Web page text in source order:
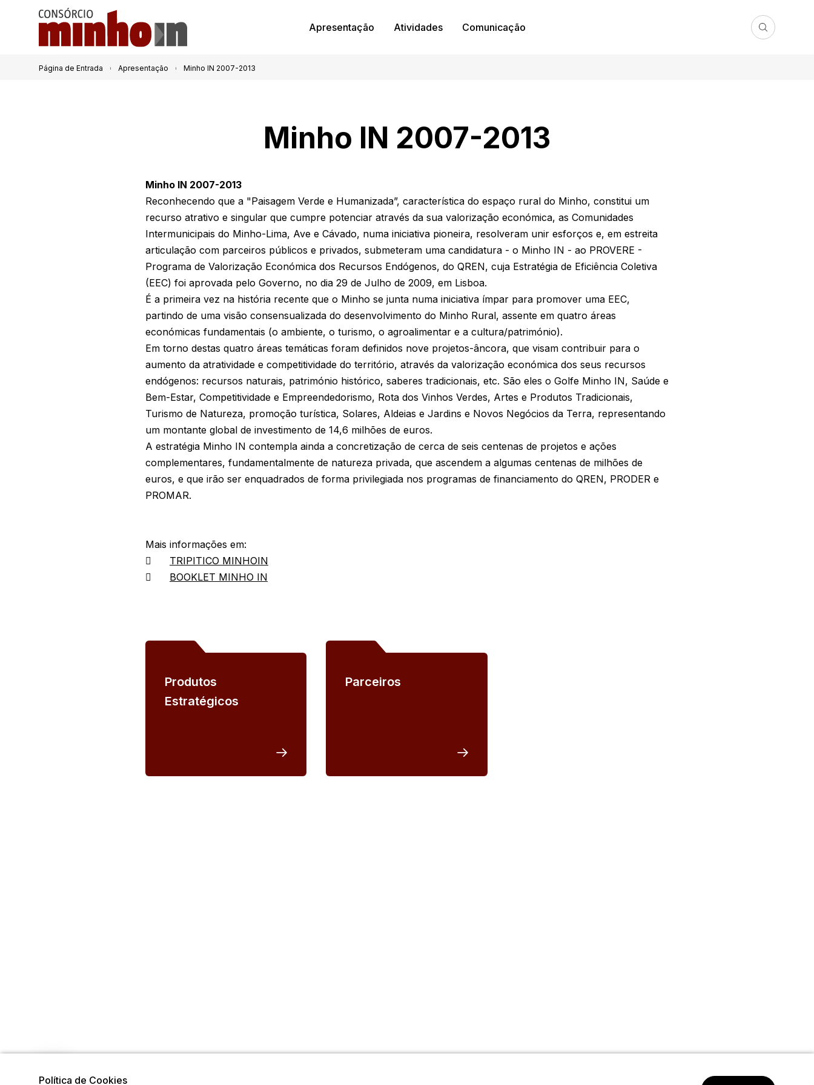
Apresentação Atividades Comunicação
Página de Entrada Apresentação Minho IN 2007-2013
Minho IN 2007-2013
Minho IN 2007-2013
Reconhecendo que a "Paisagem Verde e Humanizada”, característica do espaço rural do Minho, constitui um
recurso atrativo e singular que cumpre potenciar através da sua valorização económica, as Comunidades
Intermunicipais do Minho-Lima, Ave e Cávado, numa iniciativa pioneira, resolveram unir esforços e, em estreita
articulação com parceiros públicos e privados, submeteram uma candidatura - o Minho IN - ao PROVERE -
Programa de Valorização Económica dos Recursos Endógenos, do QREN, cuja Estratégia de Eficiência Coletiva
(EEC) foi aprovada pelo Governo, no dia 29 de Julho de 2009, em Lisboa.
É a primeira vez na história recente que o Minho se junta numa iniciativa ímpar para promover uma EEC,
partindo de uma visão consensualizada do desenvolvimento do Minho Rural, assente em quatro áreas
económicas fundamentais (o ambiente, o turismo, o agroalimentar e a cultura/património).
Em torno destas quatro áreas temáticas foram definidos nove projetos-âncora, que visam contribuir para o
aumento da atratividade e competitividade do território, através da valorização económica dos seus recursos
endógenos: recursos naturais, património histórico, saberes tradicionais, etc. São eles o Golfe Minho IN, Saúde e
Bem-Estar, Competitividade e Empreendedorismo, Rota dos Vinhos Verdes, Artes e Produtos Tradicionais,
Turismo de Natureza, promoção turística, Solares, Aldeias e Jardins e Novos Negócios da Terra, representando
um montante global de investimento de 14,6 milhões de euros.
A estratégia Minho IN contempla ainda a concretização de cerca de seis centenas de projetos e ações
complementares, fundamentalmente de natureza privada, que ascendem a algumas centenas de milhões de
euros, e que irão ser enquadrados de forma privilegiada nos programas de financiamento do QREN, PRODER e
PROMAR.
Mais informações em:

TRIPITICO MINHOIN

BOOKLET MINHO IN
Produtos
Estratégicos
Parceiros
Política de Cookies